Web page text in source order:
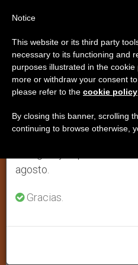
El aborto,
Según el monseñor
las Casas,
MARZO 17, 2007 00:00
W M
Aviso importante
Del 27 de julio al 7 de
anual, aprovechando que
se generan menos
agosto.
Gracias.
Notice
This website or its third party
necessary to its functioning and
purposes illustrated in the
more or withdraw your consent
please refer to the cookie policy
By closing this banner, scrolling
continuing to browse otherwise,